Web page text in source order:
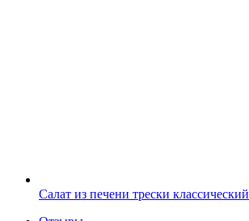
Салат из печени трески классический